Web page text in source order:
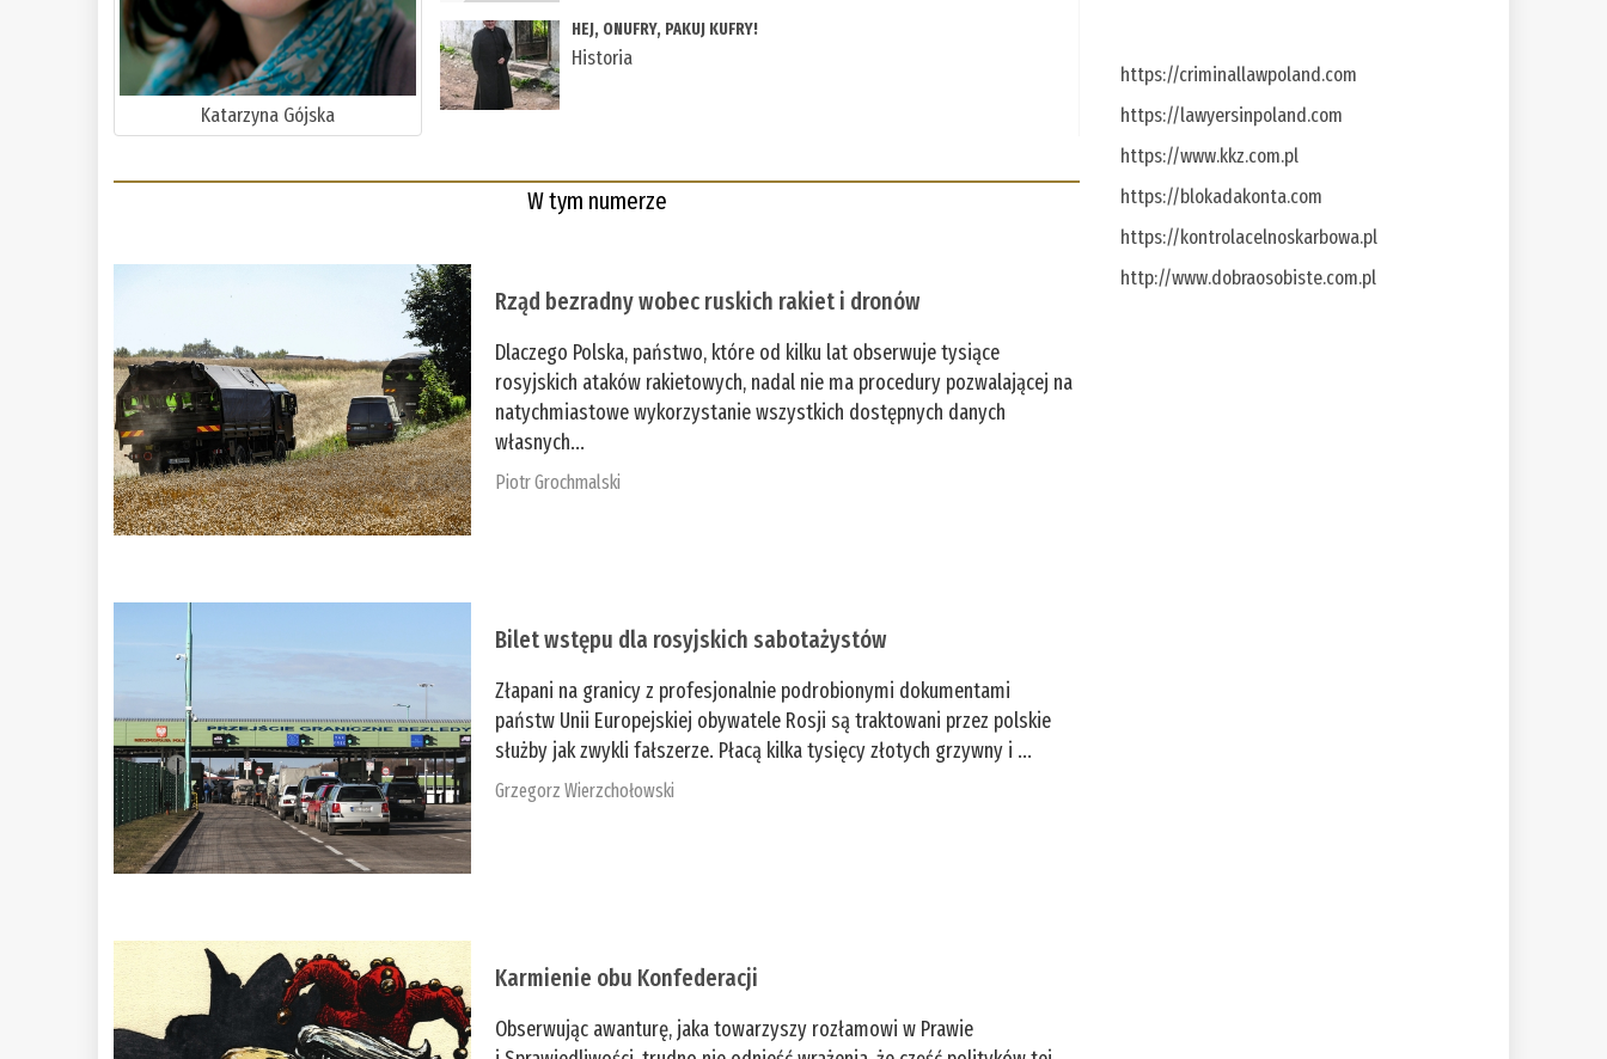
Katarzyna Gójska
HEJ, ONUFRY, PAKUJ KUFRY!
Historia
W tym numerze
Rząd bezradny wobec ruskich rakiet i dronów
Dlaczego Polska, państwo, które od kilku lat obserwuje tysiące
rosyjskich ataków rakietowych, nadal nie ma procedury pozwalającej na
natychmiastowe wykorzystanie wszystkich dostępnych danych
własnych...
Piotr Grochmalski
Bilet wstępu dla rosyjskich sabotażystów
Złapani na granicy z profesjonalnie podrobionymi dokumentami
państw Unii Europejskiej obywatele Rosji są traktowani przez polskie
służby jak zwykli fałszerze. Płacą kilka tysięcy złotych grzywny i ...
Grzegorz Wierzchołowski
Karmienie obu Konfederacji
Obserwując awanturę, jaka towarzyszy rozłamowi w Prawie
https://criminallawpoland.com
https://lawyersinpoland.com
https://www.kkz.com.pl
https://blokadakonta.com
https://kontrolacelnoskarbowa.pl
http://www.dobraosobiste.com.pl